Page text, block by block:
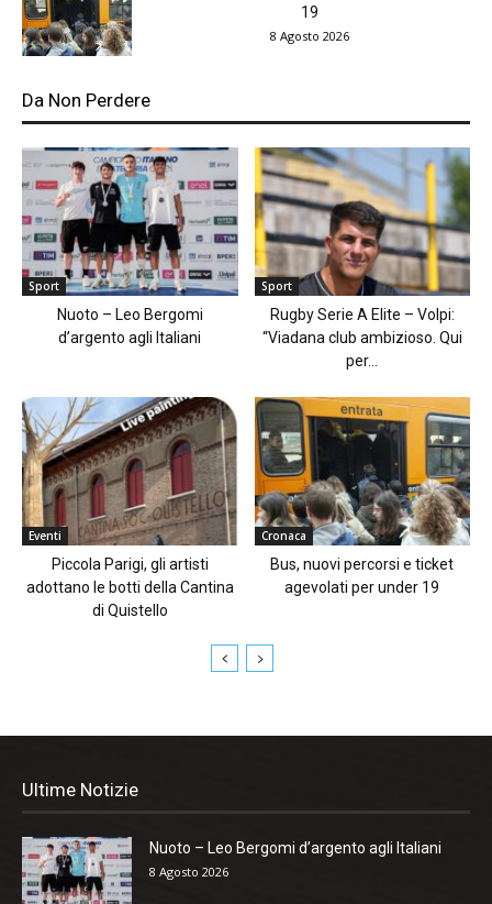
19
8 Agosto 2026
Da Non Perdere
Sport
Nuoto – Leo Bergomi
d’argento agli Italiani
Sport
Rugby Serie A Elite – Volpi:
“Viadana club ambizioso. Qui
per...
Eventi
Piccola Parigi, gli artisti
adottano le botti della Cantina
di Quistello
Cronaca
Bus, nuovi percorsi e ticket
agevolati per under 19
Ultime Notizie
Nuoto – Leo Bergomi d’argento agli Italiani
8 Agosto 2026